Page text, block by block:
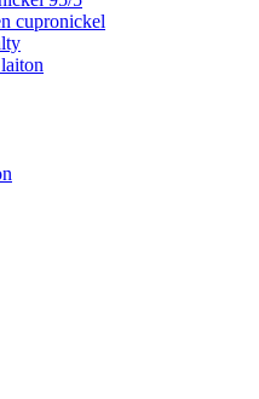
cupronickel